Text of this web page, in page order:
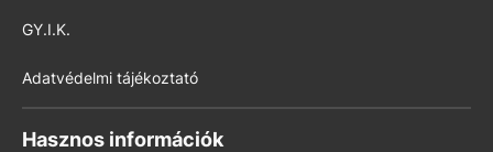
GY.I.K.
Adatvédelmi tájékoztató
Hasznos információk